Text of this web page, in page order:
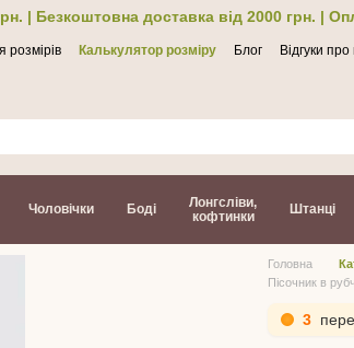
| Безкоштовна доставка від 2000 грн. |
розмірів Калькулятор розміру Блог Відгуки
Чоловічки Боді
Лонгсліви,
кофтинки
Штанці
Головна
Пісочник в
3